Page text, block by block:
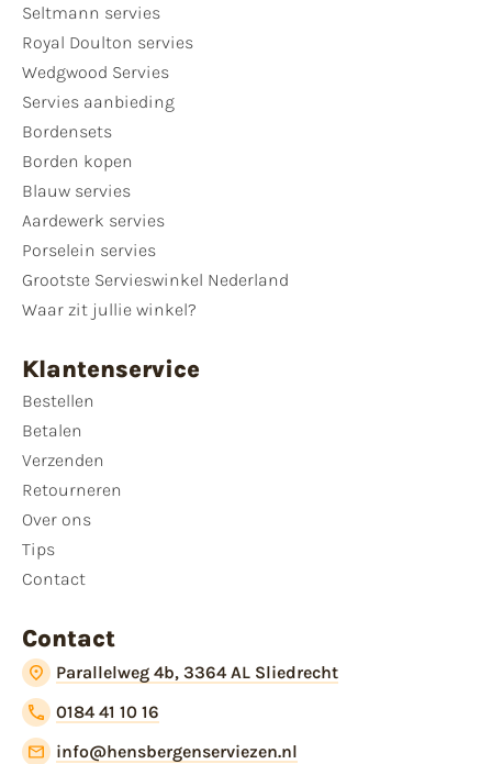
Seltmann servies
Royal Doulton servies
Wedgwood Servies
Servies aanbieding
Bordensets
Borden kopen
Blauw servies
Aardewerk servies
Porselein servies
Grootste Servieswinkel Nederland
Waar zit jullie winkel?
Klantenservice
Bestellen
Betalen
Verzenden
Retourneren
Over ons
Tips
Contact
Contact
Parallelweg 4b, 3364 AL Sliedrecht
0184 41 10 16
info@hensbergenserviezen.nl